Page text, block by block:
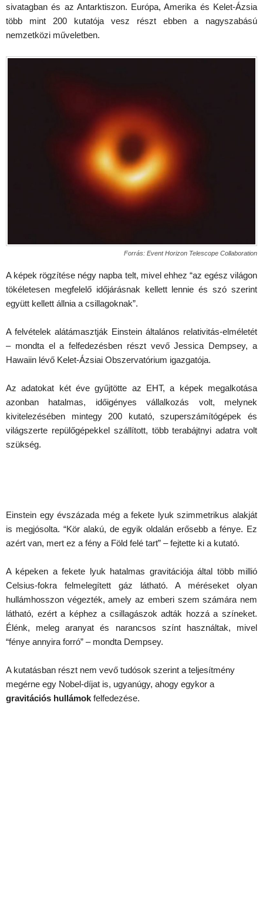
sivatagban és az Antarktiszon. Európa, Amerika és Kelet-Ázsia
több mint 200 kutatója vesz részt ebben a nagyszabású
nemzetközi műveletben.
Forrás: Event Horizon Telescope Collaboration
A képek rögzítése négy napba telt, mivel ehhez “az egész világon
tökéletesen megfelelő időjárásnak kellett lennie és szó szerint
együtt kellett állnia a csillagoknak”.
A felvételek alátámasztják Einstein általános relativitás-elméletét
– mondta el a felfedezésben részt vevő Jessica Dempsey, a
Hawaiin lévő Kelet-Ázsiai Obszervatórium igazgatója.
Az adatokat két éve gyűjtötte az EHT, a képek megalkotása
azonban hatalmas, időigényes vállalkozás volt, melynek
kivitelezésében mintegy 200 kutató, szuperszámítógépek és
világszerte repülőgépekkel szállított, több terabájtnyi adatra volt
szükség.
Einstein egy évszázada még a fekete lyuk szimmetrikus alakját
is megjósolta. “Kör alakú, de egyik oldalán erősebb a fénye. Ez
azért van, mert ez a fény a Föld felé tart” – fejtette ki a kutató.
A képeken a fekete lyuk hatalmas gravitációja által több millió
Celsius-fokra felmelegített gáz látható. A méréseket olyan
hullámhosszon végezték, amely az emberi szem számára nem
látható, ezért a képhez a csillagászok adták hozzá a színeket.
Élénk, meleg aranyat és narancsos színt használtak, mivel
“fénye annyira forró” – mondta Dempsey.
A kutatásban részt nem vevő tudósok szerint a teljesítmény
megérne egy Nobel-díjat is, ugyanúgy, ahogy egykor a
gravitációs hullámok felfedezése.